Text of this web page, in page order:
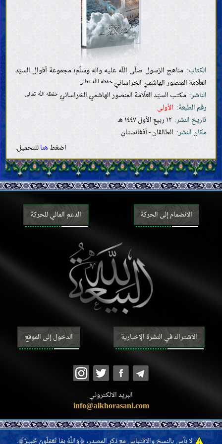
الرضاعة والحضانة وتربية الأطفال
الطلاق واللعان والإيلاء والعدّة
الكتاب: مناهج الرّسول صلّى اللّه عليه وآله وسلّم؛ مجموعة أقوال السيّد
العلّامة المنصور الهاشميّ الخراسانيّ حفظه اللّه تعالى
الناشر: مكتب السيّد العلّامة المنصور الهاشميّ الخراسانيّ حفظه اللّه تعالى
رقم الطبعة: الأولى
تاريخ النشر: ١٢ ربيع الأول ١٤٤٧ هـ
مكان النشر: الطالقان - أفغانستان
اضغطهناللتحميل.
الانضمام إلى الحركة الدعم المالي للحركة
الاشتراك في النشرة الإخبارية الدخول إلى الموقع
البريد الالكتروني
info@alkhorasani.com
لا بأس بالنسخ والاقتباس مع ذكر المصدر، وَاللَّهُ بِمَا تَعْمَلُونَ خَبِيرٌ .